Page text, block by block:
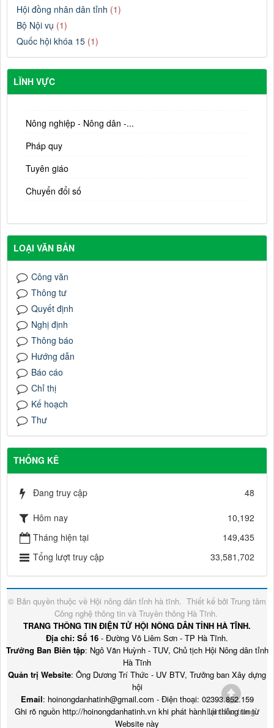
Hội đồng nhân dân tỉnh (1)
Bộ Nội vụ (1)
Quốc hội khóa 15 (1)
LĨNH VỰC
Nông nghiệp - Nông dân -...
Pháp quy
Tuyên giáo
Chuyển đổi số
LOẠI VĂN BẢN
Công văn
Thông tư
Quyết định
Nghị định
Thông báo
Hướng dẫn
Báo cáo
Chỉ thị
Kế hoạch
Thư
THỐNG KÊ
Đang truy cập 48
Hôm nay
10,192
Tháng hiện tại
149,435
Tổng lượt truy cập
33,581,702
© Bản quyền thuộc về Hội nông dân tỉnh hà tĩnh. Thiết kế bởi Trung tâm
Công nghệ thông tin và Truyền thông Hà Tĩnh.
TRANG THÔNG TIN ĐIỆN TỬ HỘI NÔNG DÂN TỈNH HÀ TĨNH.
Địa chỉ: Số 16 - Đường Võ Liêm Sơn - TP Hà Tĩnh.
Trưởng Ban Biên tập: Ngô Văn Huỳnh - TUV, Chủ tịch Hội Nông dân tỉnh
Hà Tĩnh
Quản trị Website: Ông Dương Trí Thức - UV BTV, Trưởng ban Xây dựng
hội
Email: hoinongdanhatinh@gmail.com - Điện thoại: 02393.852.159
Ghi rõ nguồn http://hoinongdanhatinh.vn khi phát hành lại thông tin từ
Website này
Lên đầu trang